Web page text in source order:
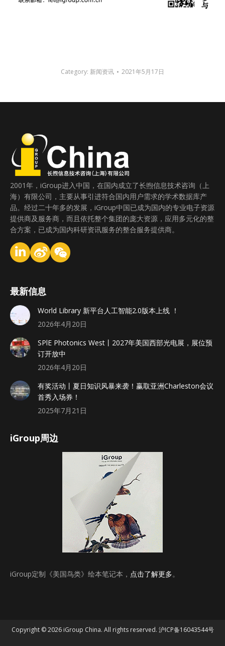
Category: 新闻资讯 2021年5月17日
2001年，iGroup进入中国，在国内成立了长煦信息技术咨询（上
海）有限公司，主要从事引进符合国内用户需求的学术数据库产
品。经过二十年多的发展，iGroup中国已成为国内的专业电子资源
提供商及服务商，而且依托整个集团的庞大资源，应用多元化的整
合方案，已成为国内科研资讯服务的整合服务提供商。
最新信息
World Library 新平台人工智能2.0版本上线 ！
2026年4月20日
SPlE Photonics West丨2027年美国西部光电展，展位预
订开放中
2026年4月20日
有奖活动丨夏日知识风暴来袭！赢取亚洲Charleston会议
首秀入场券！
2025年7月21日
iGroup周边
iGroup定制《美国鸟类》绘本笔记本， 点击了解更多。
Copyright © 2026 iGroup China. All rights reserved. 沪ICP备16043544号